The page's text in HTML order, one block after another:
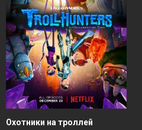
Охотники на троллей